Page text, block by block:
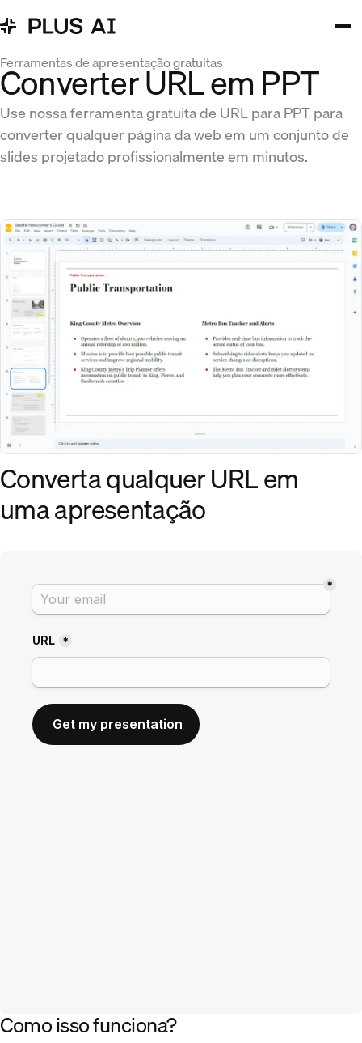
Ferramentas de apresentação gratuitas
Converter URL em PPT
Use nossa ferramenta gratuita de URL para PPT para
converter qualquer página da web em um conjunto de
slides projetado profissionalmente em minutos.
Converta qualquer URL em
uma apresentação
Como isso funciona?